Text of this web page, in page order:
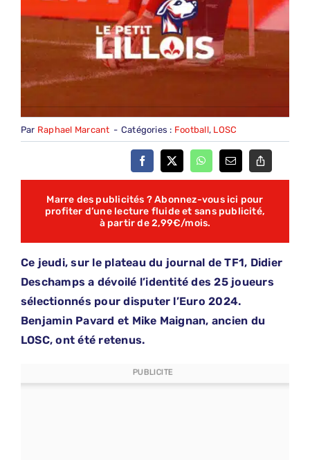
Par Raphael Marcant - Catégories : Football, LOSC
Marre des publicités ? Abonnez-vous ici pour
profiter d’une lecture fluide et sans publicité,
à partir de 2,99€/mois.
Ce jeudi, sur le plateau du journal de TF1, Didier
Deschamps a dévoilé l’identité des 25 joueurs
sélectionnés pour disputer l’Euro 2024.
Benjamin Pavard et Mike Maignan, ancien du
LOSC, ont été retenus.
PUBLICITE